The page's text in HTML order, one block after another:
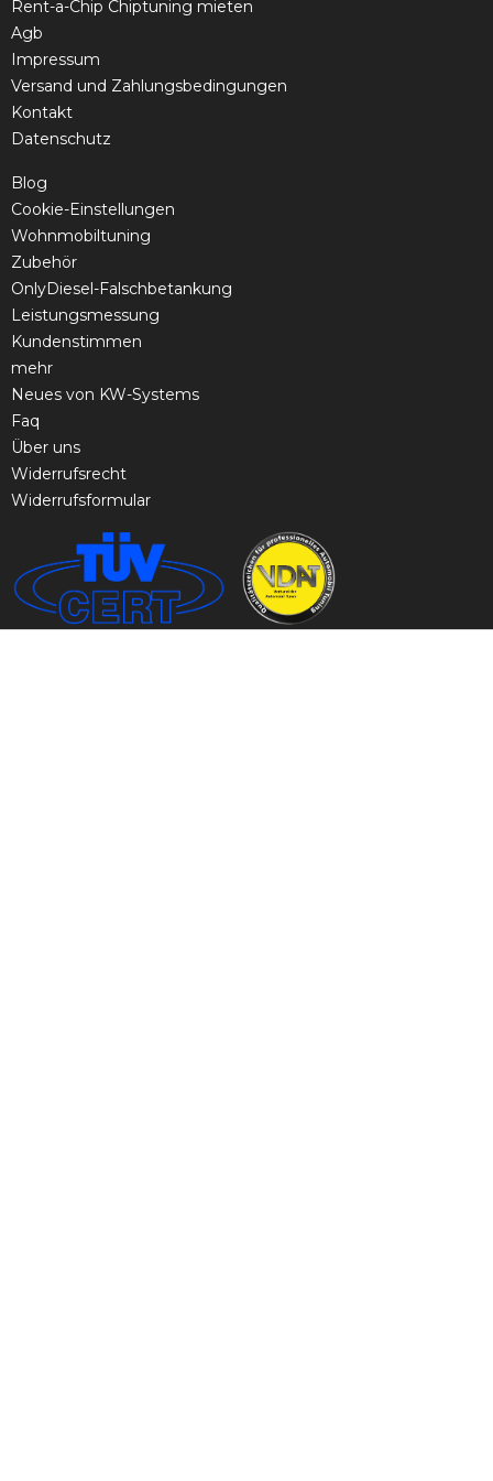
Rent-a-Chip Chiptuning mieten
Agb
Impressum
Versand und Zahlungsbedingungen
Kontakt
Datenschutz
Blog
Cookie-Einstellungen
Wohnmobiltuning
Zubehör
OnlyDiesel-Falschbetankung
Leistungsmessung
Kundenstimmen
mehr
Neues von KW-Systems
Faq
Über uns
Widerrufsrecht
Widerrufsformular